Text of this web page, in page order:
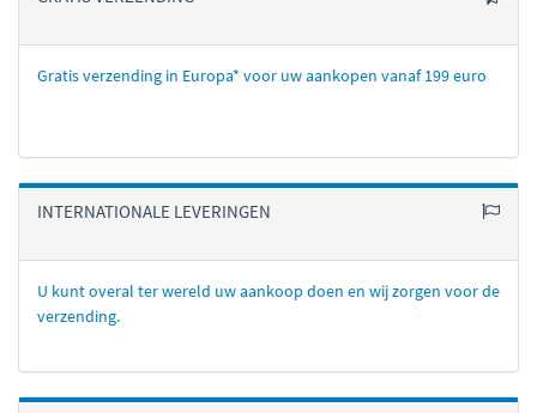
Gratis verzending in Europa* voor uw aankopen vanaf 199 euro
INTERNATIONALE LEVERINGEN
U kunt overal ter wereld uw aankoop doen en wij zorgen voor de
verzending.